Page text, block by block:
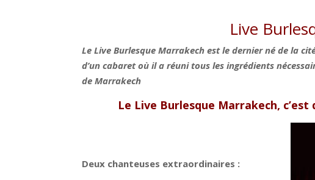
Live
Le Live Burlesque Marrakech est le dernier né de la
d’un cabaret où il a réuni tous les ingrédients
de Marrakech
Le Live Burlesque Marrakech,
Deux chanteuses extraordinaires :